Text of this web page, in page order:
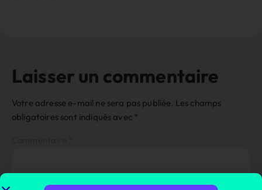
Laisser un commentaire
Votre adresse e-mail ne sera pas publiée. Les champs
obligatoires sont indiqués avec *